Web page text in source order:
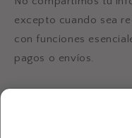
excepto cuando sea
con funciones
pagos o envíos.
We do not share